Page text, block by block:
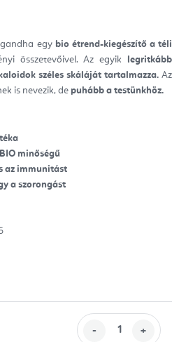
egy bio étrend-kiegészítő a téli
összetevőivel. Az egyik
legritkább
széles skáláját tartalmazza. Az
is nevezik, de puhább a testünkhöz.
minőségű
az immunitást
a szorongást